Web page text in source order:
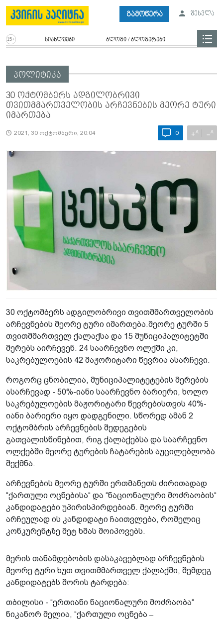
გამოწერა შესვლა
სიახლეები ბლოგი / ბლოგერები
პოლიტიკა
30 ოქტომბერს ადგილობრივი
თვითმმართველობის არჩევნების მეორე ტური
იმართება
2021, 30 ოქტომბერი, 20:04 0 +A −A
30 ოქტომბერს ადგილობრივი თვითმმართველობის
არჩევნების მეორე ტური იმართება.მეორე ტურში 5
თვითმმართველ ქალაქსა და 15 მუნიციპალიტეტში
მერებს აირჩევენ. 24 საარჩევნო ოლქში კი,
საკრებულოების 42 მაჟორიტარი წევრია ასარჩევი.
როგორც ცნობილია, მუნიციპალიტეტების მერების
ასარჩევად - 50%-იანი საარჩევნო ბარიერი, ხოლო
საკრებულოების მაჟორიტარი წევრებისთვის 40%-
იანი ბარიერი იყო დადგენილი. სწორედ ამან 2
ოქტომბრის არჩევნების შედეგების
გათვალისწინებით, რიგ ქალაქებსა და საარჩევნო
ოლქებში მეორე ტურების ჩატარების აუცილებლობა
შექმნა.
არჩევნების მეორე ტურში ერთმანეთს ძირითადად
“ქართული ოცნებისა“ და “ნაციონალური მოძრაობის“
კანდიდატები უპირისპირდებიან. მეორე ტურში
არჩეულად ის კანდიდატი ჩაითვლება, რომელიც
კონკურენტზე მეტ ხმას მოიპოვებს.
მერის თანამდებობის დასაკავებლად არჩევნების
მეორე ტური ხუთ თვითმმართველ ქალაქში, შემდეგ
კანდიდატებს შორის ტარდება:
თბილისი - “ერთიანი ნაციონალური მოძრაობა“
ნიკანორ მელია, “ქართული ოცნება ‒